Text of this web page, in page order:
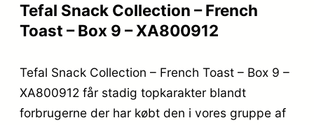
Tefal Snack Collection – French
Toast – Box 9 – XA800912
Tefal Snack Collection – French Toast – Box 9 –
XA800912 får stadig topkarakter blandt
forbrugerne der har købt den i vores gruppe af